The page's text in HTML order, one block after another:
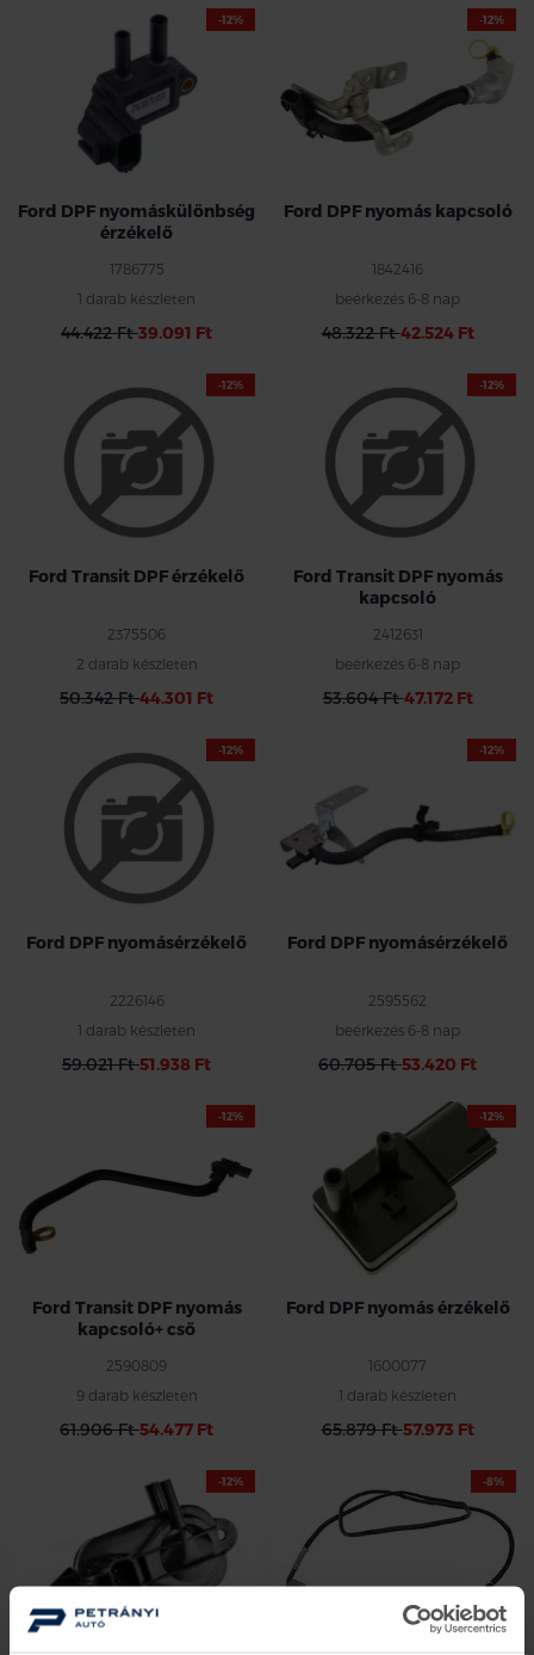
-12%
Ford DPF nyomáskülönbség
érzékelő
1786775
1 darab készleten
44.422 Ft39.091 Ft
-12%
Ford DPF nyomás kapcsoló
1842416
beérkezés 6-8 nap
48.322 Ft42.524 Ft
-12%
Ford Transit DPF érzékelő
2375506
2 darab készleten
50.342 Ft44.301 Ft
-12%
Ford Transit DPF nyomás
kapcsoló
2412631
beérkezés 6-8 nap
53.604 Ft47.172 Ft
-12%
Ford DPF nyomásérzékelő
2226146
1 darab készleten
59.021 Ft51.938 Ft
-12%
Ford DPF nyomásérzékelő
2595562
beérkezés 6-8 nap
60.705 Ft53.420 Ft
-12%
Ford Transit DPF nyomás
kapcsoló+ cső
2590809
9 darab készleten
61.906 Ft54.477 Ft
-12%
Ford DPF nyomás érzékelő
1600077
1 darab készleten
65.879 Ft57.973 Ft
-12% -8%